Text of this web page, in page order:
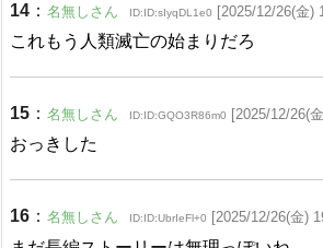
14 ： 名無しさん ID:ID:sIyqDL1e0 [2025/12/26(金)
これもう人類滅亡の始まりだろ
15 ： 名無しさん ID:ID:GQO3R86m0 [2025/12/26(
おっきした
16 ： 名無しさん ID:ID:UbrIeFl+0 [2025/12/26(金)